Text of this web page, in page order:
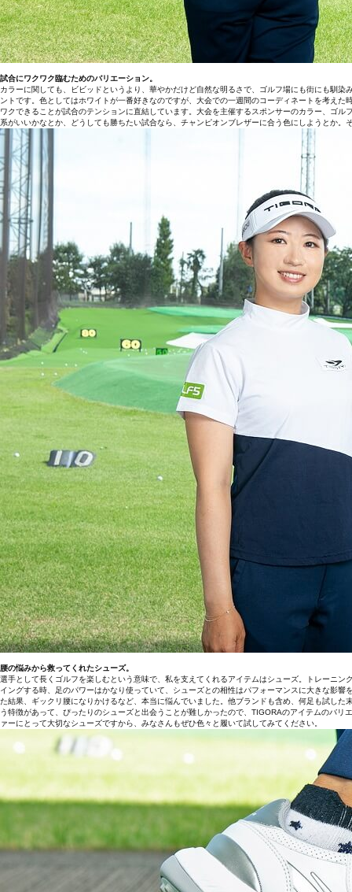
試合にワクワク臨むためのバリエーション。
カラーに関しても、ビビッドというより、華やかだけど自然な明るさで、ゴルフ場にも街にも馴
ントです。色としてはホワイトが一番好きなのですが、大会での一週間のコーディネートを考え
ワクできることが試合のテンションに直結しています。大会を主催するスポンサーのカラー、ゴ
系がいいかなとか、どうしても勝ちたい試合なら、チャンピオンブレザーに合う色にしようとか
腰の悩みから救ってくれたシューズ。
選手として長くゴルフを楽しむという意味で、私を支えてくれるアイテムはシューズ。トレーニ
イングする時、足のパワーはかなり使っていて、シューズとの相性はパフォーマンスに大きな影
た結果、ギックリ腰になりかけるなど、本当に悩んでいました。他ブランドも含め、何足も試し
う特徴があって、ぴったりのシューズと出会うことが難しかったので、TIGORAのアイテムのバ
ァーにとって大切なシューズですから、みなさんもぜひ色々と履いて試してみてください。